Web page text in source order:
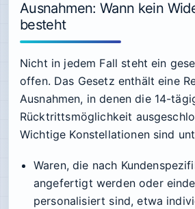
Ausnahmen: Wann kein
besteht
Nicht in jedem Fall steht ein
offen. Das Gesetz enthält eine
Ausnahmen, in denen die 14-
Rücktrittsmöglichkeit
Wichtige Konstellationen sind
Waren, die nach
angefertigt werden oder
personalisiert sind, etwa